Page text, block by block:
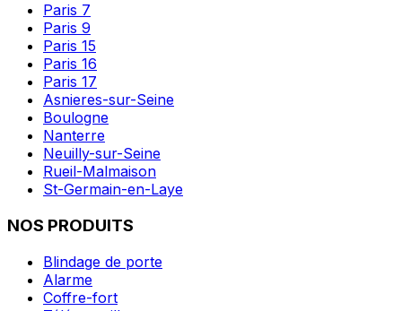
Paris 7
Paris 9
Paris 15
Paris 16
Paris 17
Asnieres-sur-Seine
Boulogne
Nanterre
Neuilly-sur-Seine
Rueil-Malmaison
St-Germain-en-Laye
NOS PRODUITS
Blindage de porte
Alarme
Coffre-fort